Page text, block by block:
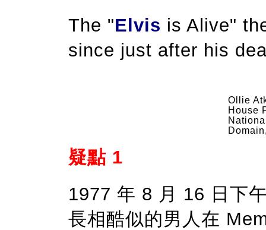
The "Elvis is Alive"
since just after his
Ollie
House
疑點 1
1977 年 8 月 16 日下
長相酷似的男人在